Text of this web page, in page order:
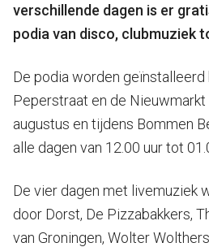
verschillende dagen is er
podia van disco, clubmuziek
De podia worden
Peperstraat en de Nieuwmarkt
augustus en tijdens Bommen
alle dagen van 12.00 uur tot
De vier dagen met livemuziek
door Dorst, De Pizzabakkers,
van Groningen, Wolter